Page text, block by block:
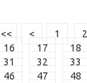
<< < 1 2
16
17 18
31
32 33
46
47 48